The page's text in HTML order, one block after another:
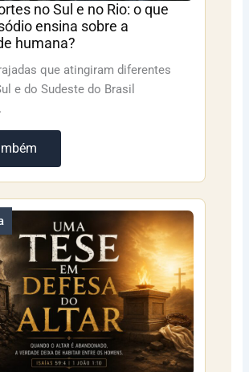
no Sul e no Rio: o que
ensina sobre a
humana?
que atingiram diferentes
e do Sudeste do Brasil